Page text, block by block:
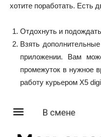
хотите поработать. Есть
Отдохнуть и
Взять
приложении. Вам
промежуток в нужное
работу курьером X5